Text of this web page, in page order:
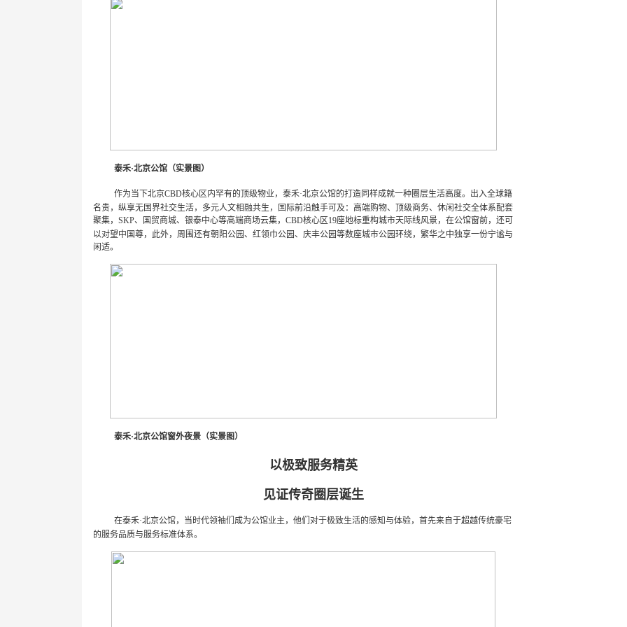
泰禾·北京公馆（实景图）
作为当下北京CBD核心区内罕有的顶级物业，泰禾·北京公馆的打造同样成就一种圈层生活高度。出入全球籍
名贵，纵享无国界社交生活，多元人文相融共生，国际前沿触手可及：高端购物、顶级商务、休闲社交全体系配套
聚集， SKP、国贸商城、银泰中心等高端商场云集， CBD核心区 19座地标重构城市天际线风景，在公馆窗前，还可
以对望中国尊，此外，周围还有朝阳公园、红领巾公园、庆丰公园等数座城市公园环绕，繁华之中独享一份宁谧与
闲适。
泰禾·北京公馆窗外夜景（实景图）
以极致服务精英
见证传奇圈层诞生
在泰禾·北京公馆， 当时代领袖们成为公馆业主，他们对于极致生活的感知与体验， 首先来自于超越传统豪宅
的服务品质与服务标准体系。